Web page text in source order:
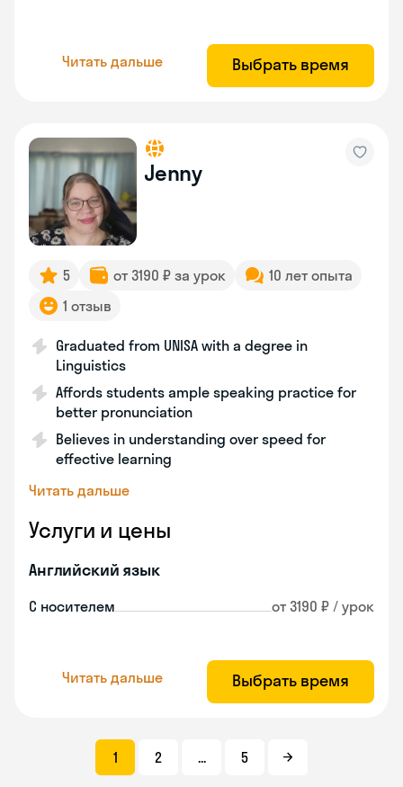
Читать дальше Выбрать время
Jenny
5 от 3190 ₽ за урок
10 лет опыта
1 отзыв
Graduated from UNISA with a degree in
Linguistics
Affords students ample speaking practice for
better pronunciation
Believes in understanding over speed for
effective learning
Читать дальше
Услуги и цены
Английский язык
С носителем от 3190 ₽ / урок
Читать дальше Выбрать время
1 2 ... 5